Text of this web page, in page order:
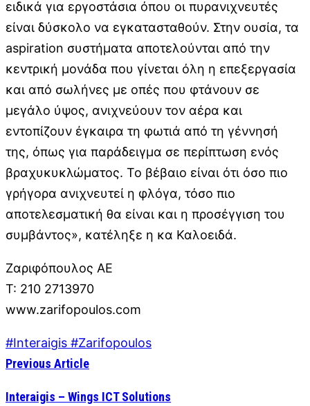
ειδικά για εργοστάσια όπου οι πυρανιχνευτές
είναι δύσκολο να εγκατασταθούν. Στην ουσία, τα
aspiration συστήματα αποτελούνται από την
κεντρική μονάδα που γίνεται όλη η επεξεργασία
και από σωλήνες με οπές που φτάνουν σε
μεγάλο ύψος, ανιχνεύουν τον αέρα και
εντοπίζουν έγκαιρα τη φωτιά από τη γέννησή
της, όπως για παράδειγμα σε περίπτωση ενός
βραχυκυκλώματος. Το βέβαιο είναι ότι όσο πιο
γρήγορα ανιχνευτεί η φλόγα, τόσο πιο
αποτελεσματική θα είναι και η προσέγγιση του
συμβάντος», κατέληξε η κα Καλοειδά.
Ζαριφόπουλος ΑΕ
Τ: 210 2713970
www.zarifopoulos.com
#Interaigis #Zarifopoulos
Previous Article
Interaigis – Wings ICT Solutions